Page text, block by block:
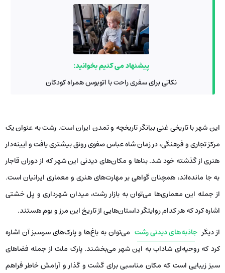
پیشنهاد می کنیم بخوانید:
نکاتی برای سفری راحت با اتوبوس همراه کودکان
این شهر با تاریخی غنی بیانگر تاریخچه‌ و تمدن ایران است. رشت به عنوان یک
مرکز تجاری و فرهنگی، در زمان شاه عباس صفوی رونق بیشتری یافت و آیینه‌دار
هنری از گذشته خود شد. بناها و مکان‌های دیدنی این شهر که از دوران قاجار
به جا مانده‌اند، همچنان گواهی بر مهارت‌های هنری و معماری ایرانیان است.
از جمله این معماری‌ها می‌توان به بازار رشت، میدان شهرداری و پل خشتی
اشاره کرد که هر کدام روایتگر داستان‌هایی از تاریخ این مرز و بوم هستند.
از دیگر جاذبه‌های دیدنی رشت می‌توان به باغ‌ها و پارک‌های سرسبز آن اشاره
کرد که روحیه‌ای شاداب به این شهر می‌بخشند. پارک ملت از جمله فضاهای
سبز زیبایی است که مکان مناسبی برای گشت و گذار و آرامش خاطر فراهم